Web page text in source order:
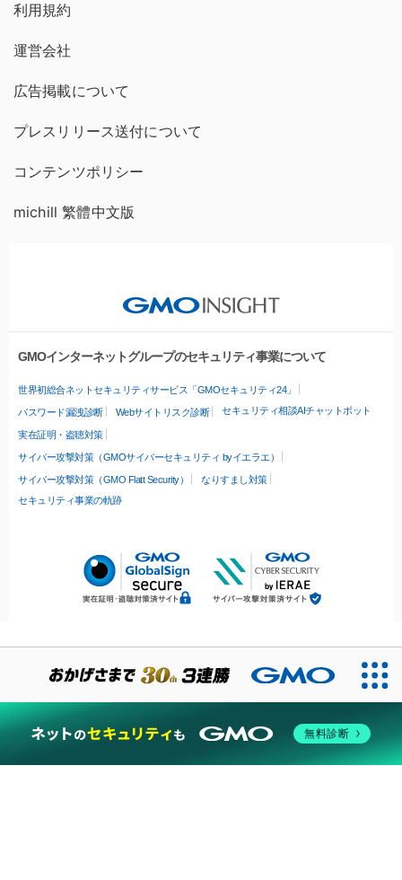
利用規約
運営会社
広告掲載について
プレスリリース送付について
コンテンツポリシー
michill 繁體中文版
GMOインターネットグループのセキュリティ事業について
世界初総合ネットセキュリティサービス「GMOセキュリティ24」
パスワード漏洩診断 Webサイトリスク診断 セキュリティ相談AIチャットボット
実在証明・盗聴対策
サイバー攻撃対策（GMOサイバーセキュリティ byイエラエ）
サイバー攻撃対策（GMO Flatt Security）
なりすまし対策
セキュリティ事業の軌跡
無料診断